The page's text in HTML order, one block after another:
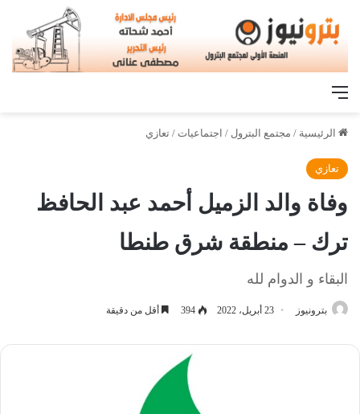
القائمة
الرئيسية / مجتمع البترول / اجتماعيات / تعازي
تعازي
وفاة والد الزميل أحمد عبد الحافظ
ترك – منطقة شرق طنطا
البقاء و الدوام لله
بترونيوز 23 أبريل، 2022 394 أقل من دقيقة